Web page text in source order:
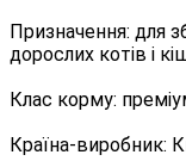
Призначення: для
дорослих котів і
Клас корму:
Країна-виробник: